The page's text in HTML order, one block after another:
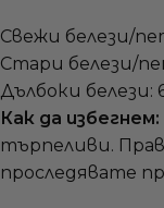
Свежи белези/
Стари белези/
Дълбоки белези:
Как да избегнем:
търпеливи.
проследявате